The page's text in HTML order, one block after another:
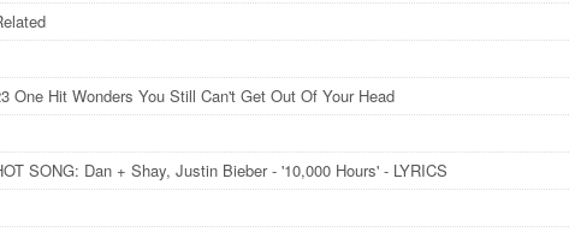
One Hit Wonders You Still Can't Get Out Of Your Head
SONG: Dan + Shay, Justin Bieber - '10,000 Hours' - LYRICS